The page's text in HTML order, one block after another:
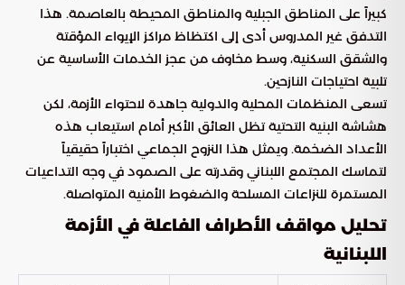
كبيراً على المناطق الجبلية والمناطق المحيطة بالعاصمة. هذا
التدفق غير المدروس أدى إلى اكتظاظ مراكز الإيواء المؤقتة
والشقق السكنية، وسط مخاوف من عجز الخدمات الأساسية عن
تلبية احتياجات النازحين.
تسعى المنظمات المحلية والدولية جاهدة لاحتواء الأزمة، لكن
هشاشة البنية التحتية تظل العائق الأكبر أمام استيعاب هذه
الأعداد الضخمة. ويمثل هذا النزوح الجماعي اختباراً حقيقياً
لتماسك المجتمع اللبناني وقدرته على الصمود في وجه التداعيات
المستمرة للنزاعات المسلحة والضغوط الأمنية المتواصلة.
تحليل مواقف الأطراف الفاعلة في الأزمة
اللبنانية